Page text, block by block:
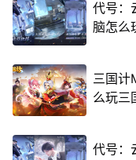
代号：
脑怎么
三国计
么玩三
代号：